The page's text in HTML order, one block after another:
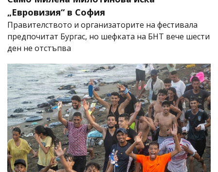
„Евровизия“ в София
Правителството и организаторите на фестивала
предпочитат Бургас, но шефката на БНТ вече шести
ден не отстъпва